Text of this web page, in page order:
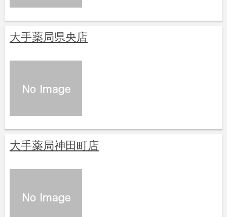
大手薬局県央店
大手薬局神田町店